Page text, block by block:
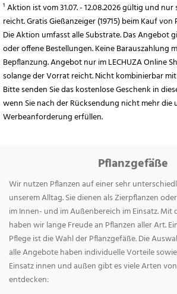
¹ Aktion ist vom 31.07. - 12.08.2026 gültig und
reicht. Gratis Gießanzeiger (19715) beim Kauf
Die Aktion umfasst alle Substrate. Das Angebot
oder offene Bestellungen. Keine Barauszahlung
Bepflanzung. Angebot nur im LECHUZA Online
solange der Vorrat reicht. Nicht kombinierbar
Bitte senden Sie das kostenlose Geschenk in
wenn Sie nach der Rücksendung nicht mehr die
Werbeanforderung erfüllen.
Pflanzgefäße
Wir nutzen Pflanzen auf einer sehr
unserem Alltag. Sie dienen als Zierpflanzen
im Innen- und im Außenbereich im Einsatz.
haben wir lange Freude an Pflanzen aller Art.
Pflege ist die Wahl der Pflanzgefäße. Die
alle Angebote haben individuelle Vorteile
Einsatz innen und außen gibt es viele Arten
entdecken: